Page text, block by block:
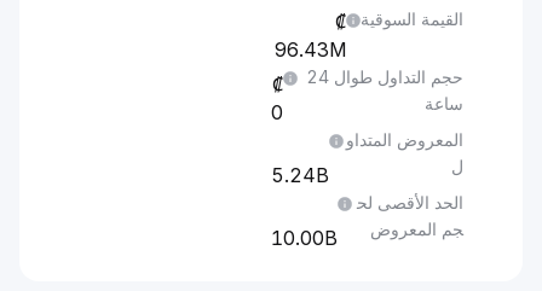
القيمة السوقية
96.43M
حجم التداول طوال 24
ساعة
0
المعروض المتداو
ل
5.24B
الحد الأقصى لح
جم المعروض
10.00B